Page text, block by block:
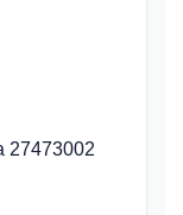
27473002